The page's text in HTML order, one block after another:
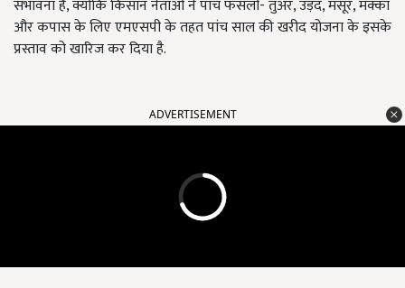
संभावना है, क्योंकि किसान नेताओं ने पांच फसलों- तुअर, उड़द, मसूर, मक्का
और कपास के लिए एमएसपी के तहत पांच साल की खरीद योजना के इसके
प्रस्ताव को खारिज कर दिया है.
ADVERTISEMENT